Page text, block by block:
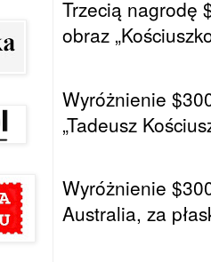
Trzecią nagrodę
obraz
Wyróżnienie
„Tadeusz
Wyróżnienie
Australia, za